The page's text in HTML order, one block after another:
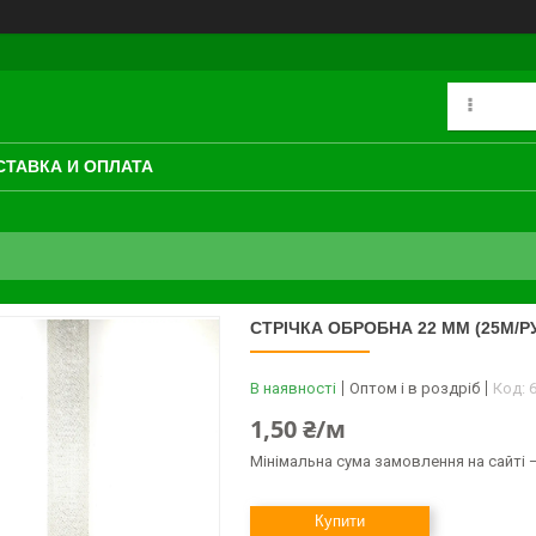
И ОПЛАТА
СТРІЧКА ОБРОБНА 22 ММ (25М/
В наявності Оптом і в роздріб Код:
1,50 ₴/м
Мінімальна сума замовлення на сайті
Купити